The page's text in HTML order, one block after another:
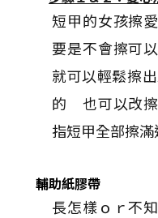
短甲的女孩擦
要是不會擦可
就可以輕鬆擦
的 也可以改
指短甲全部擦
輔助紙膠帶
長怎樣ｏｒ不